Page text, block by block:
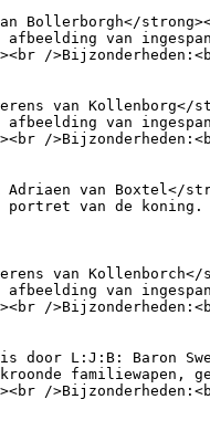
Bollerborgh</
afbeelding van
/><br /
van
afbeelding van
/><br /
Adriaen van
portret van de koning.
van
afbeelding van
><br /
door L:J:B: Baron
familiewapen,
/><br /